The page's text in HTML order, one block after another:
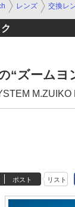
レンズ 交換レ
“ズームヨ
M.ZUIKO
ポスト リスト